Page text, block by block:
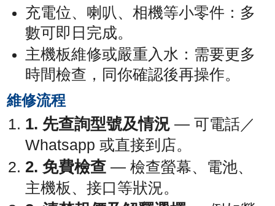
充電位、喇叭、相機等小零件：多
數可即日完成。
主機板維修或嚴重入水：需要更多
時間檢查，同你確認後再操作。
維修流程
1. 先查詢型號及情況 — 可電話／
Whatsapp 或直接到店。
2. 免費檢查 — 檢查螢幕、電池、
主機板、接口等狀況。